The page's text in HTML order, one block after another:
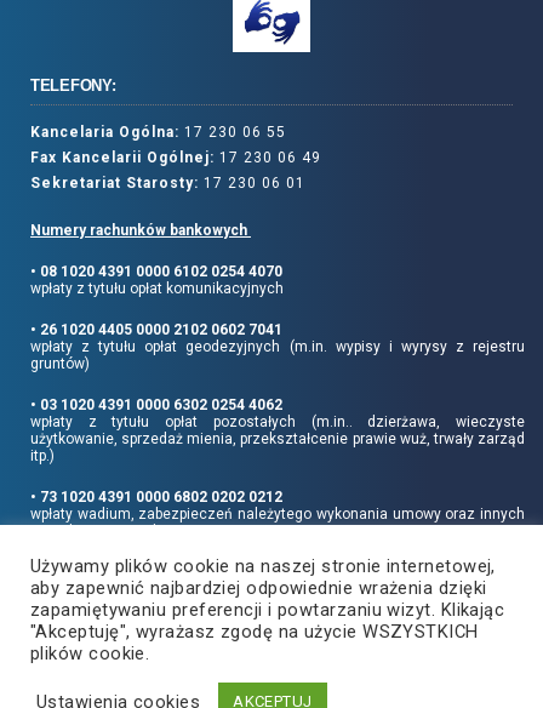
TELEFONY:
Kancelaria Ogólna: 17 230 06 55
Fax Kancelarii Ogólnej: 17 230 06 49
Sekretariat Starosty: 17 230 06 01
Numery rachunków bankowych
• 08 1020 4391 0000 6102 0254 4070
wpłaty z tytułu opłat komunikacyjnych
• 26 1020 4405 0000 2102 0602 7041
wpłaty z tytułu opłat geodezyjnych (m.in. wypisy i wyrysy z rejestru
gruntów)
• 03 1020 4391 0000 6302 0254 4062
wpłaty z tytułu opłat pozostałych (m.in.. dzierżawa, wieczyste
użytkowanie, sprzedaż mienia, przekształcenie prawie wuż, trwały zarząd
itp.)
• 73 1020 4391 0000 6802 0202 0212
wpłaty wadium, zabezpieczeń należytego wykonania umowy oraz innych
Informujemy, że opłatę skarbową należy uiszczać na rachunek Urzędu
Miasta Rzeszowa:
• 90 1240 6960 3851 0062 0000 0423
Copyright2021©
Używamy plików cookie na naszej stronie internetowej,
aby zapewnić najbardziej odpowiednie wrażenia dzięki
zapamiętywaniu preferencji i powtarzaniu wizyt. Klikając
"Akceptuję", wyrażasz zgodę na użycie WSZYSTKICH
plików cookie.
Ustawienia cookies AKCEPTUJ